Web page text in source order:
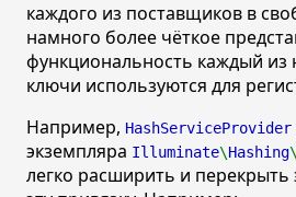
каждого из поставщиков в
намного более чёткое
функциональность каждый из
ключи используются для
Например, HashServiceProvider
экземпляра Illuminate\Hashing\
легко расширить и